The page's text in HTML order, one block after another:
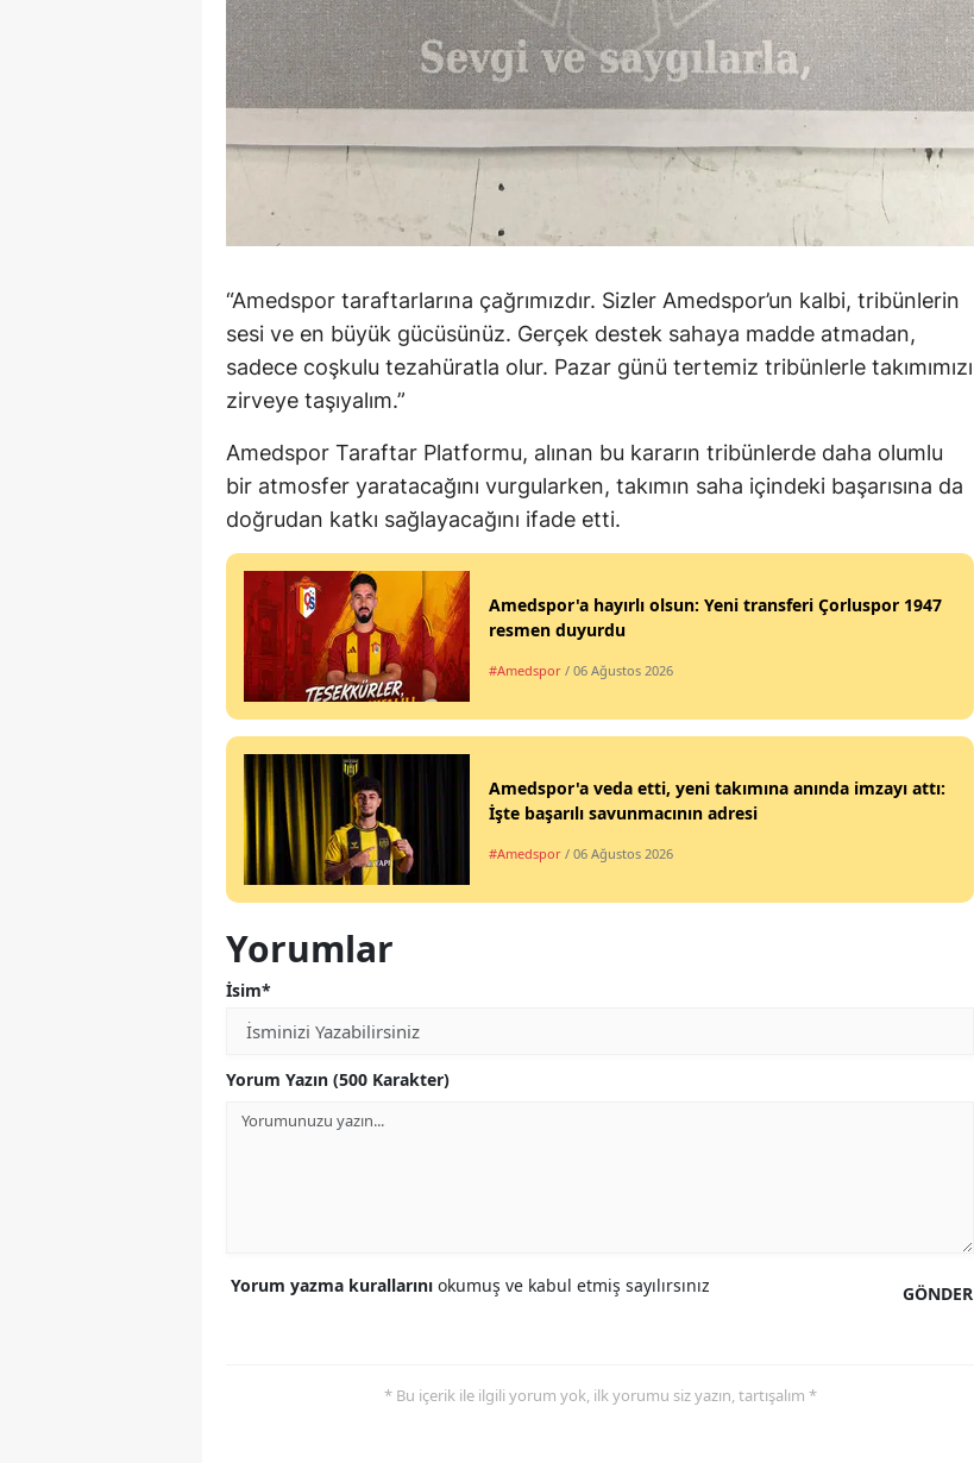
“Amedspor taraftarlarına çağrımızdır. Sizler Amedspor’un kalbi, tribünlerin
sesi ve en büyük gücüsünüz. Gerçek destek sahaya madde atmadan,
sadece coşkulu tezahüratla olur. Pazar günü tertemiz tribünlerle takımımızı
zirveye taşıyalım.”
Amedspor Taraftar Platformu, alınan bu kararın tribünlerde daha olumlu
bir atmosfer yaratacağını vurgularken, takımın saha içindeki başarısına da
doğrudan katkı sağlayacağını ifade etti.
Amedspor'a hayırlı olsun: Yeni transferi Çorluspor 1947
resmen duyurdu
#Amedspor / 06 Ağustos 2026
Amedspor'a veda etti, yeni takımına anında imzayı attı:
İşte başarılı savunmacının adresi
#Amedspor / 06 Ağustos 2026
Yorumlar
İsim*
Yorum Yazın (500 Karakter)
GÖNDER
Yorum yazma kurallarını okumuş ve kabul etmiş sayılırsınız
* Bu içerik ile ilgili yorum yok, ilk yorumu siz yazın, tartışalım *